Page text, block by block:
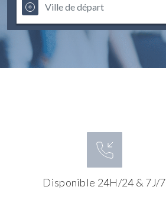
Disponible 24H/24 & 7J/7